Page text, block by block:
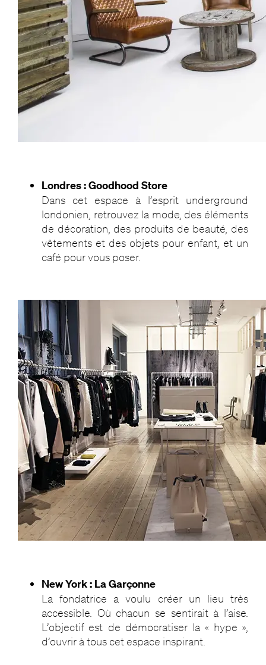
Londres : Goodhood Store
Dans cet espace à l’esprit underground
londonien, retrouvez la mode, des éléments
de décoration, des produits de beauté, des
vêtements et des objets pour enfant, et un
café pour vous poser.
New York : La Garçonne
La fondatrice a voulu créer un lieu très
accessible. Où chacun se sentirait à l’aise.
L’objectif est de démocratiser la « hype »,
d’ouvrir à tous cet espace inspirant.